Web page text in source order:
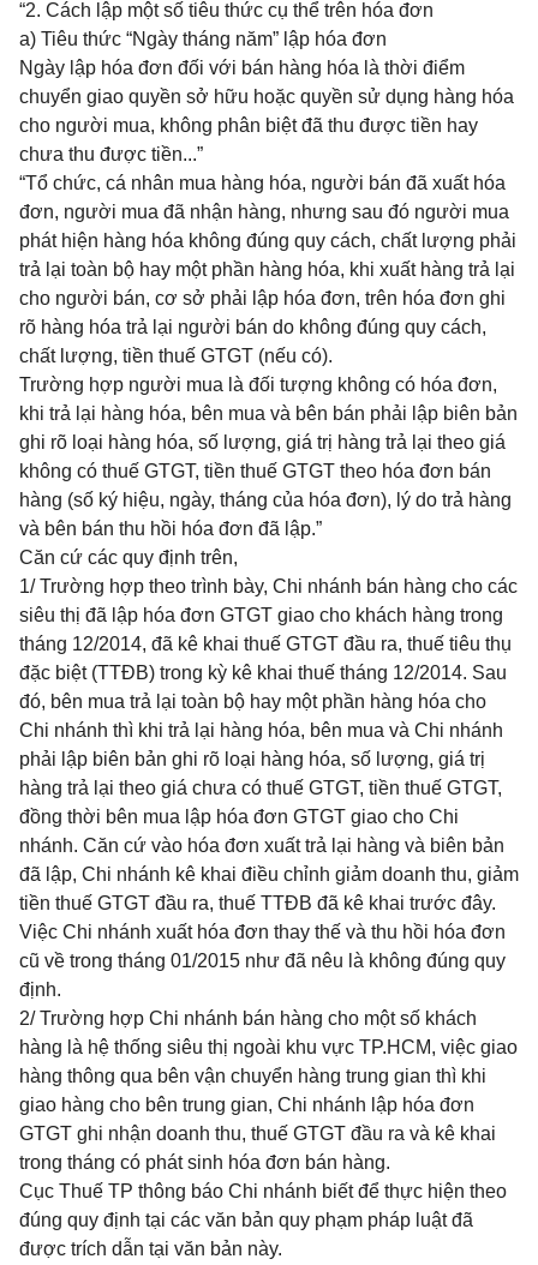
“2. Cách lập một số tiêu thức cụ thể trên hóa đơn
a) Tiêu thức “Ngày tháng năm” lập hóa đơn
Ngày lập hóa đơn đối với bán hàng hóa là thời điểm
chuyển giao quyền sở hữu hoặc quyền sử dụng hàng hóa
cho người mua, không phân biệt đã thu được tiền hay
chưa thu được tiền...”
“Tổ chức, cá nhân mua hàng hóa, người bán đã xuất hóa
đơn, người mua đã nhận hàng, nhưng sau đó người mua
phát hiện hàng hóa không đúng quy cách, chất lượng phải
trả lại toàn bộ hay một phần hàng hóa, khi xuất hàng trả lại
cho người bán, cơ sở phải lập hóa đơn, trên hóa đơn ghi
rõ hàng hóa trả lại người bán do không đúng quy cách,
chất lượng, tiền thuế GTGT (nếu có).
Trường hợp người mua là đối tượng không có hóa đơn,
khi trả lại hàng hóa, bên mua và bên bán phải lập biên bản
ghi rõ loại hàng hóa, số lượng, giá trị hàng trả lại theo giá
không có thuế GTGT, tiền thuế GTGT theo hóa đơn bán
hàng (số ký hiệu, ngày, tháng của hóa đơn), lý do trả hàng
và bên bán thu hồi hóa đơn đã lập.”
Căn cứ các quy định trên,
1/ Trường hợp theo trình bày, Chi nhánh bán hàng cho các
siêu thị đã lập hóa đơn GTGT giao cho khách hàng trong
tháng 12/2014, đã kê khai thuế GTGT đầu ra, thuế tiêu thụ
đặc biệt (TTĐB) trong kỳ kê khai thuế tháng 12/2014. Sau
đó, bên mua trả lại toàn bộ hay một phần hàng hóa cho
Chi nhánh thì khi trả lại hàng hóa, bên mua và Chi nhánh
phải lập biên bản ghi rõ loại hàng hóa, số lượng, giá trị
hàng trả lại theo giá chưa có thuế GTGT, tiền thuế GTGT,
đồng thời bên mua lập hóa đơn GTGT giao cho Chi
nhánh. Căn cứ vào hóa đơn xuất trả lại hàng và biên bản
đã lập, Chi nhánh kê khai điều chỉnh giảm doanh thu, giảm
tiền thuế GTGT đầu ra, thuế TTĐB đã kê khai trước đây.
Việc Chi nhánh xuất hóa đơn thay thế và thu hồi hóa đơn
cũ về trong tháng 01/2015 như đã nêu là không đúng quy
định.
2/ Trường hợp Chi nhánh bán hàng cho một số khách
hàng là hệ thống siêu thị ngoài khu vực TP.HCM, việc giao
hàng thông qua bên vận chuyển hàng trung gian thì khi
giao hàng cho bên trung gian, Chi nhánh lập hóa đơn
GTGT ghi nhận doanh thu, thuế GTGT đầu ra và kê khai
trong tháng có phát sinh hóa đơn bán hàng.
Cục Thuế TP thông báo Chi nhánh biết để thực hiện theo
đúng quy định tại các văn bản quy phạm pháp luật đã
được trích dẫn tại văn bản này.